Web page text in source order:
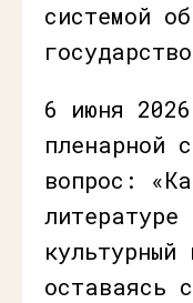
системой
6 июня
пленарной
вопрос:
литературе
культурный
оставаясь